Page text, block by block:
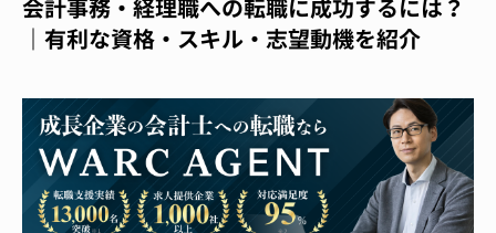
会計事務・経理職への転職に成功するには？
｜有利な資格・スキル・志望動機を紹介